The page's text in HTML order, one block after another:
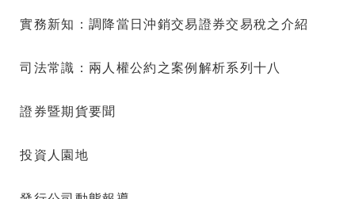
實務新知：調降當日沖銷交易證券交易稅之介紹
司法常識：兩人權公約之案例解析系列十八
證券暨期貨要聞
投資人園地